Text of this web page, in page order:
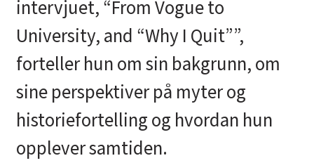
intervjuet, “From Vogue to
University, and “Why I Quit””,
forteller hun om sin bakgrunn, om
sine perspektiver på myter og
historiefortelling og hvordan hun
opplever samtiden.